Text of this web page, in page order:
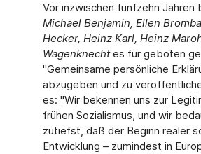
Vor inzwischen fünfzehn Jahren
Michael Benjamin, Ellen
Hecker, Heinz Karl, Heinz
Wagenknechtes für geboten
"Gemeinsame persönliche
abzugeben und zu
es: "Wir bekennen uns zur
frühen Sozialismus, und wir
zutiefst, daß der Beginn realer
Entwicklung – zumindest in